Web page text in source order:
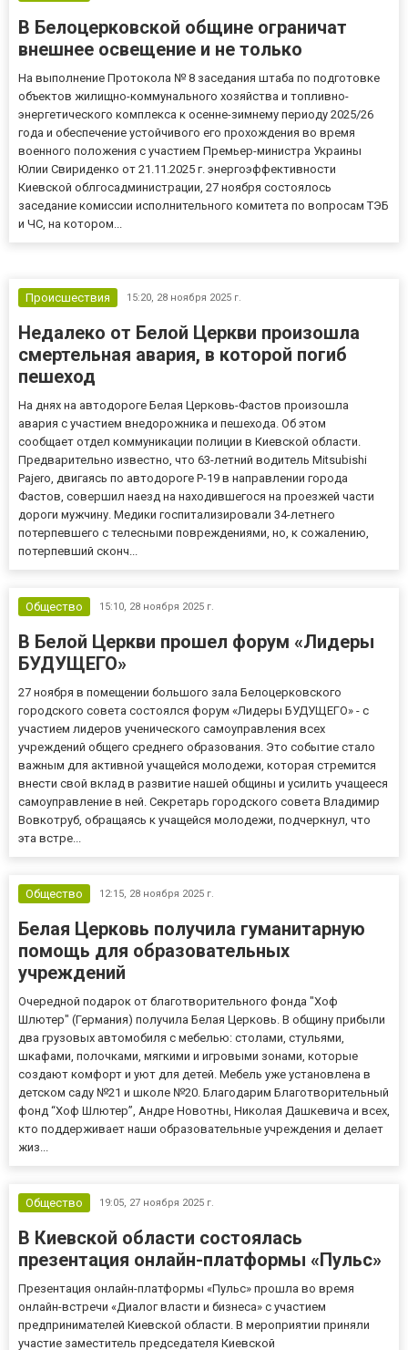
В Белоцерковской общине ограничат
внешнее освещение и не только
На выполнение Протокола № 8 заседания штаба по подготовке
объектов жилищно-коммунального хозяйства и топливно-
энергетического комплекса к осенне-зимнему периоду 2025/26
года и обеспечение устойчивого его прохождения во время
военного положения с участием Премьер-министра Украины
Юлии Свириденко от 21.11.2025 г. энергоэффективности
Киевской облгосадминистрации, 27 ноября состоялось
заседание комиссии исполнительного комитета по вопросам ТЭБ
и ЧС, на котором...
Происшествия 15:20, 28 ноября 2025 г.
Недалеко от Белой Церкви произошла
смертельная авария, в которой погиб
пешеход
На днях на автодороге Белая Церковь-Фастов произошла
авария с участием внедорожника и пешехода. Об этом
сообщает отдел коммуникации полиции в Киевской области.
Предварительно известно, что 63-летний водитель Mitsubishi
Pajero, двигаясь по автодороге Р-19 в направлении города
Фастов, совершил наезд на находившегося на проезжей части
дороги мужчину. Медики госпитализировали 34-летнего
потерпевшего с телесными повреждениями, но, к сожалению,
потерпевший сконч...
Общество 15:10, 28 ноября 2025 г.
В Белой Церкви прошел форум «Лидеры
БУДУЩЕГО»
27 ноября в помещении большого зала Белоцерковского
городского совета состоялся форум «Лидеры БУДУЩЕГО» - с
участием лидеров ученического самоуправления всех
учреждений общего среднего образования. Это событие стало
важным для активной учащейся молодежи, которая стремится
внести свой вклад в развитие нашей общины и усилить учащееся
самоуправление в ней. Секретарь городского совета Владимир
Вовкотруб, обращаясь к учащейся молодежи, подчеркнул, что
эта встре...
Общество 12:15, 28 ноября 2025 г.
Белая Церковь получила гуманитарную
помощь для образовательных
учреждений
Очередной подарок от благотворительного фонда "Хоф
Шлютер" (Германия) получила Белая Церковь. В общину прибыли
два грузовых автомобиля с мебелью: столами, стульями,
шкафами, полочками, мягкими и игровыми зонами, которые
создают комфорт и уют для детей. Мебель уже установлена ​​в
детском саду №21 и школе №20. Благодарим Благотворительный
фонд “Хоф Шлютер”, Андре Новотны, Николая Дашкевича и всех,
кто поддерживает наши образовательные учреждения и делает
жиз...
Общество 19:05, 27 ноября 2025 г.
В Киевской области состоялась
презентация онлайн-платформы «Пульс»
Презентация онлайн-платформы «Пульс» прошла во время
онлайн-встречи «Диалог власти и бизнеса» с участием
предпринимателей Киевской области. В мероприятии приняли
участие заместитель председателя Киевской